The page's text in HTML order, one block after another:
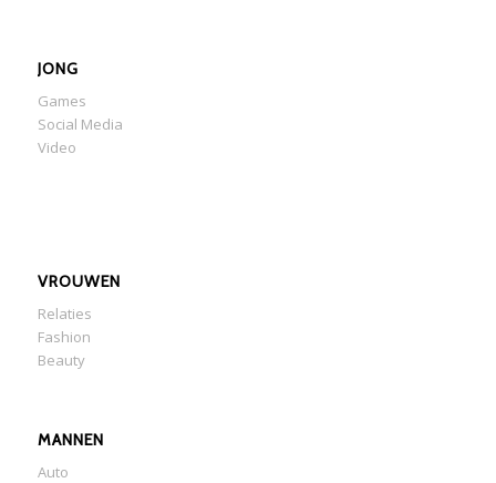
JONG
Games
Social Media
Video
VROUWEN
Relaties
Fashion
Beauty
MANNEN
Auto